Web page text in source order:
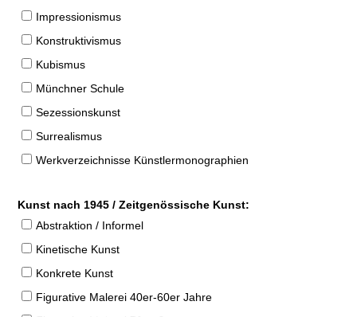
Impressionismus
Konstruktivismus
Kubismus
Münchner Schule
Sezessionskunst
Surrealismus
Werkverzeichnisse Künstlermonographien
Kunst nach 1945 / Zeitgenössische Kunst:
Abstraktion / Informel
Kinetische Kunst
Konkrete Kunst
Figurative Malerei 40er-60er Jahre